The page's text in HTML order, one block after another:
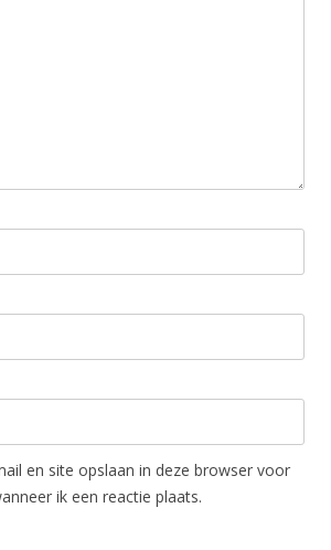
en site opslaan in deze browser voor
ik een reactie plaats.